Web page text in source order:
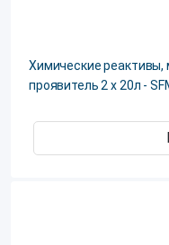
Химические реактивы,
проявитель 2 х 20л -